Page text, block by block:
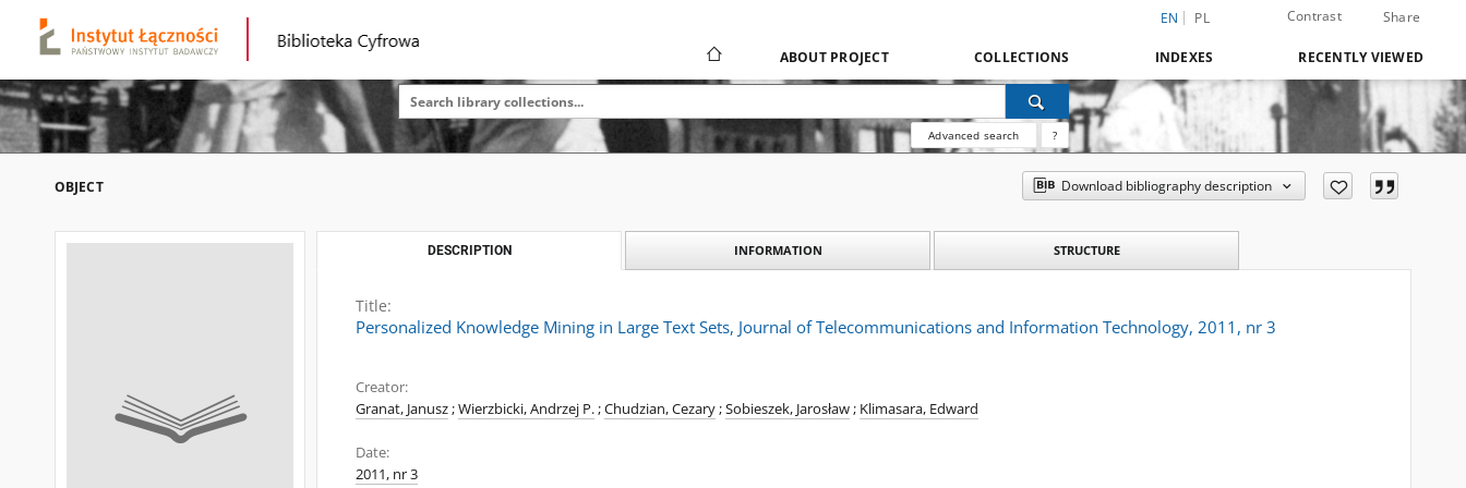
EN PL Contrast Share
ABOUT PROJECT COLLECTIONS INDEXES RECENTLY VIEWED
Advanced search ?
OBJECT Download bibliography description
DESCRIPTION INFORMATION STRUCTURE
Title:
Personalized Knowledge Mining in Large Text Sets, Journal of Telecommunications and Information Technology, 2011, nr 3
Creator:
Granat, Janusz;Wierzbicki, Andrzej P.;Chudzian, Cezary;Sobieszek, Jarosław; Klimasara, Edward
Date:
2011, nr 3